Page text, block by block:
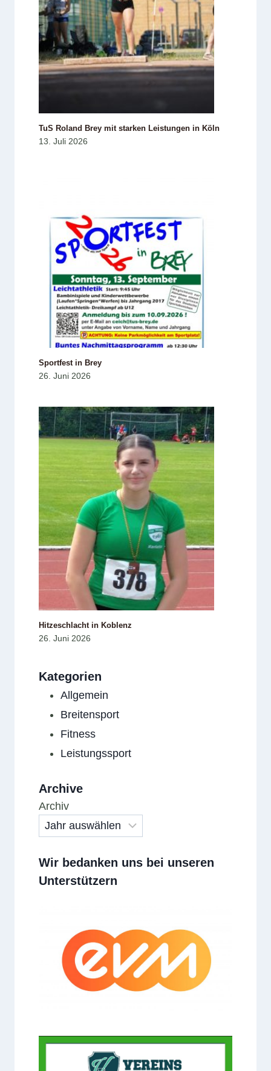
TuS Roland Brey mit starken Leistungen in Köln
13. Juli 2026
Sportfest in Brey
26. Juni 2026
Hitzeschlacht in Koblenz
26. Juni 2026
Kategorien
Allgemein
Breitensport
Fitness
Leistungssport
Archive
Archiv
Wir bedanken uns bei unseren
Unterstützern